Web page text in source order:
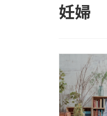
妊婦